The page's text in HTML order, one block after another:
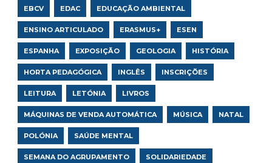
EBCV EDAC EDUCAÇÃO AMBIENTAL
ENSINO ARTICULADO ERASMUS+ ESEN
ESPANHA EXPOSIÇÃO GEOLOGIA HISTÓRIA
HORTA PEDAGÓGICA INGLÊS INSCRIÇÕES
LEITURA LETÓNIA LIVROS
MÁQUINAS DE VENDA AUTOMÁTICA MÚSICA NATAL
POLÓNIA SAÚDE MENTAL
SEMANA DO AGRUPAMENTO SOLIDARIEDADE